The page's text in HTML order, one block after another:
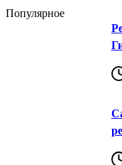
Популярное